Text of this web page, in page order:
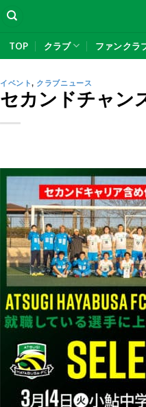
TOP クラブ ファンクラ
イベント, クラブニュース
セカンドチャン